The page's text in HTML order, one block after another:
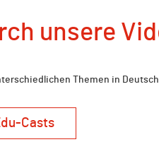
unsere
Themen in Deutsch
Casts